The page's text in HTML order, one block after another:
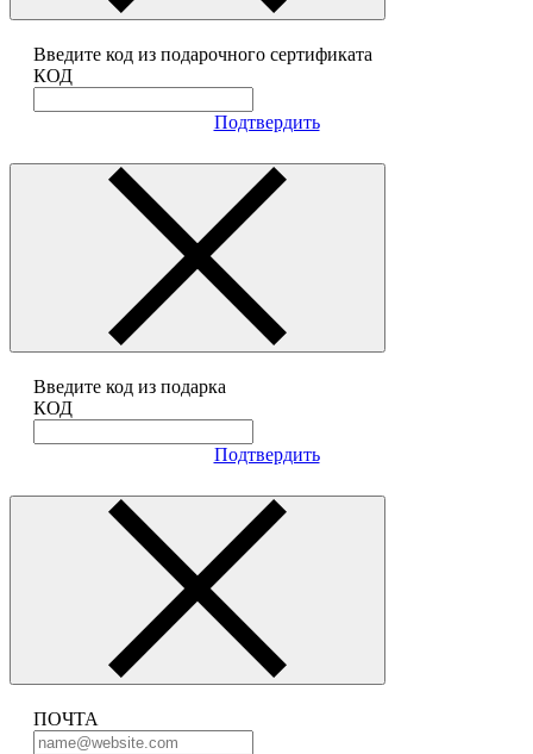
Введите код из подарочного сертификата
КОД
Подтвердить
Введите код из подарка
КОД
Подтвердить
ПОЧТА